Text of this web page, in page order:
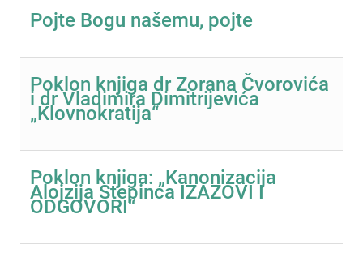
Pojte Bogu našemu, pojte
Poklon knjiga dr Zorana Čvorovića
i dr Vladimira Dimitrijevića
„Klovnokratija“
Poklon knjiga: „Kanonizacija
Alojzija Stepinca IZAZOVI I
ODGOVORI“